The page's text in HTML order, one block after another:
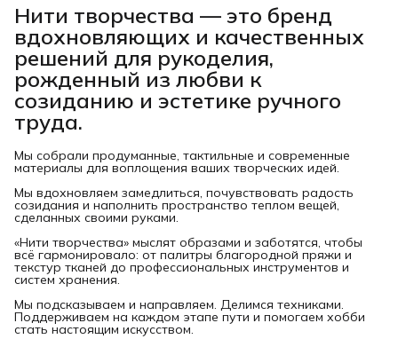
Нити творчества — это бренд
вдохновляющих и качественных
решений для рукоделия,
рожденный из любви к
созиданию и эстетике ручного
труда.
Мы собрали продуманные, тактильные и современные
материалы для воплощения ваших творческих идей.
Мы вдохновляем замедлиться, почувствовать радость
созидания и наполнить пространство теплом вещей,
сделанных своими руками.
«Нити творчества» мыслят образами и заботятся, чтобы
всё гармонировало: от палитры благородной пряжи и
текстур тканей до профессиональных инструментов и
систем хранения.
Мы подсказываем и направляем. Делимся техниками.
Поддерживаем на каждом этапе пути и помогаем хобби
стать настоящим искусством.